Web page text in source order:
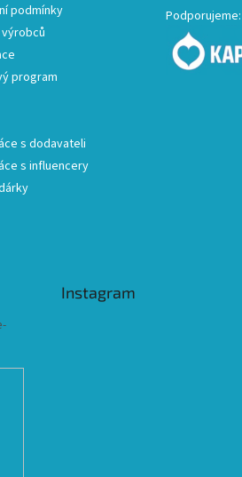
podmínky
program
s dodavateli
s influencery
Podporujeme:
Instagram